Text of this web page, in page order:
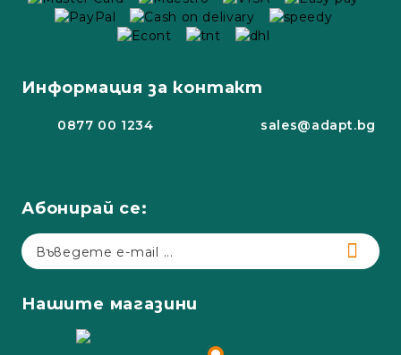
Информация за контакт
0877 00 1234 sales@adapt.bg
Абонирай се:
Нашите магазини